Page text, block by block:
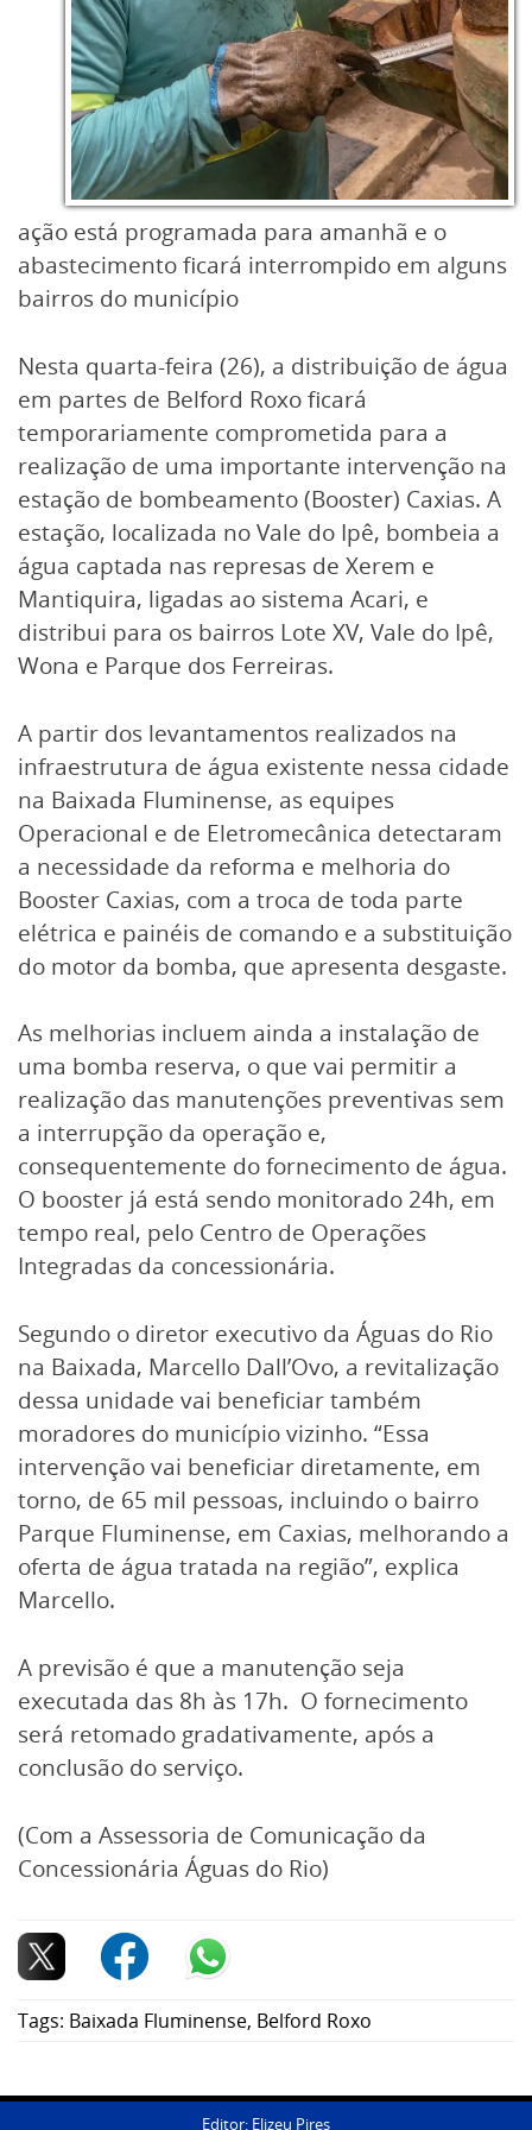
ação está programada para amanhã e o
abastecimento ficará interrompido em alguns
bairros do município
Nesta quarta-feira (26), a distribuição de água
em partes de Belford Roxo ficará
temporariamente comprometida para a
realização de uma importante intervenção na
estação de bombeamento (Booster) Caxias. A
estação, localizada no Vale do Ipê, bombeia a
água captada nas represas de Xerem e
Mantiquira, ligadas ao sistema Acari, e
distribui para os bairros Lote XV, Vale do Ipê,
Wona e Parque dos Ferreiras.
A partir dos levantamentos realizados na
infraestrutura de água existente nessa cidade
na Baixada Fluminense, as equipes
Operacional e de Eletromecânica detectaram
a necessidade da reforma e melhoria do
Booster Caxias, com a troca de toda parte
elétrica e painéis de comando e a substituição
do motor da bomba, que apresenta desgaste.
As melhorias incluem ainda a instalação de
uma bomba reserva, o que vai permitir a
realização das manutenções preventivas sem
a interrupção da operação e,
consequentemente do fornecimento de água.
O booster já está sendo monitorado 24h, em
tempo real, pelo Centro de Operações
Integradas da concessionária.
Segundo o diretor executivo da Águas do Rio
na Baixada, Marcello Dall’Ovo, a revitalização
dessa unidade vai beneficiar também
moradores do município vizinho. “Essa
intervenção vai beneficiar diretamente, em
torno, de 65 mil pessoas, incluindo o bairro
Parque Fluminense, em Caxias, melhorando a
oferta de água tratada na região”, explica
Marcello.
A previsão é que a manutenção seja
executada das 8h às 17h. O fornecimento
será retomado gradativamente, após a
conclusão do serviço.
(Com a Assessoria de Comunicação da
Concessionária Águas do Rio)
Tags: Baixada Fluminense, Belford Roxo
Editor: Elizeu Pires